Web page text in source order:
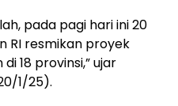
pada pagi hari ini 20
RI resmikan proyek
18 provinsi,” ujar
1/25).